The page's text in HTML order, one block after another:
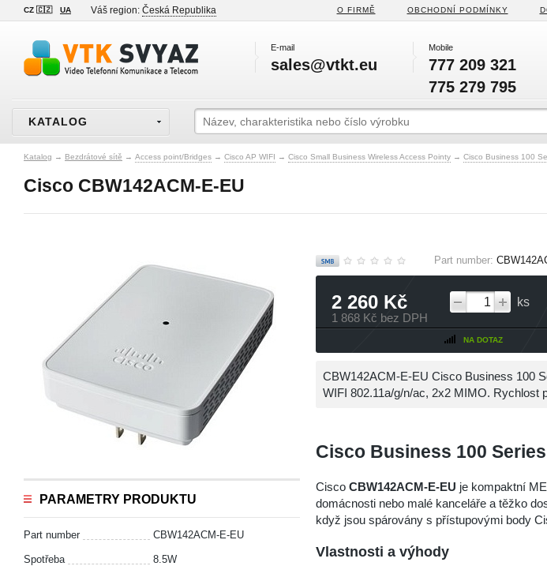
CZ 🇨🇿 UA Váš region: Česká Republika O FIRMĚ OBCHODNÍ PODMÍNKY
E-mail
sales@vtkt.eu
Mobile
777 209 321
775 279 795
KATALOG
Katalog → Bezdrátové sítě → Access point/Bridges → Cisco AP WIFI → Cisco Small Business Wireless Access Pointy → Cisco Business 100
Cisco CBW142ACM-E-EU
PARAMETRY PRODUKTU
Part number CBW142ACM-E-EU
Spotřeba 8.5W
Part number:
2 260 Kč
1 868 Kč bez DPH
ks
NA DOTAZ
CBW142ACM-E-EU Cisco Business 100
WIFI 802.11a/g/n/ac, 2x2 MIMO. Rychlost
Cisco Business 100
Cisco CBW142ACM-E-EU je kompaktní
domácnosti nebo malé kanceláře a těžko
když jsou spárovány s přístupovými body
Vlastnosti a výhody